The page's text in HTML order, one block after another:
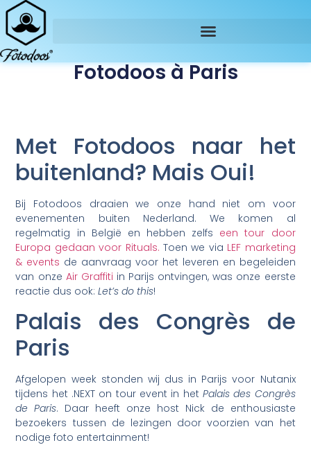
Fotodoos à Paris
Met Fotodoos naar het
buitenland? Mais Oui!
Bij Fotodoos draaien we onze hand niet om voor
evenementen buiten Nederland. We komen al
regelmatig in België en hebben zelfs een tour door
Europa gedaan voor Rituals. Toen we via LEF marketing
& events de aanvraag voor het leveren en begeleiden
van onze Air Graffiti in Parijs ontvingen, was onze eerste
reactie dus ook: Let’s do this!
Palais des Congrès de
Paris
Afgelopen week stonden wij dus in Parijs voor Nutanix
tijdens het .NEXT on tour event in het Palais des Congrès
de Paris. Daar heeft onze host Nick de enthousiaste
bezoekers tussen de lezingen door voorzien van het
nodige foto entertainment!